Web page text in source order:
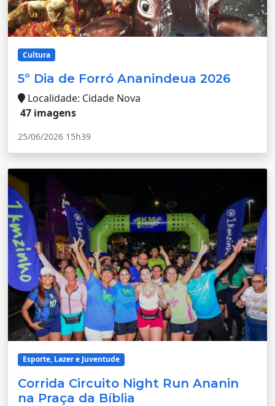
Cultura
5º Dia de Forró Ananindeua 2026
Localidade: Cidade Nova
47 imagens
25/06/2026 15h39
Esporte, Lazer e Juventude
Corrida Circuito Night Run Ananin
na Praça da Bíblia